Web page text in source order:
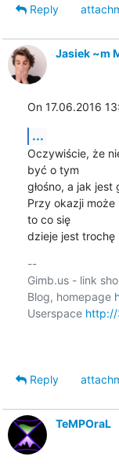
Reply
Jasiek ~m
On 17.06.2016
...
Oczywiście, że
być o tym
głośno, a jak
Przy okazji
to co się
dzieje jest trochę
--
Gimb.us - link
Blog, homepage
Userspace
Reply
TeMPOraL